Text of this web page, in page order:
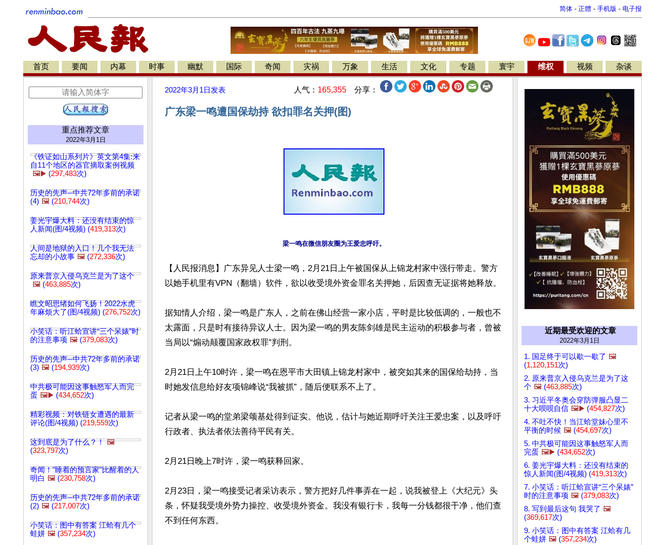
简体 - 正體 - 手机版 - 电子报
首页 要闻 内幕 时事 幽默 国际 奇闻 灾祸 万象 生活 文化 专题 寰宇 维权 视频 杂谈
重点推荐文章
2022年3月1日
《铁证如山系列片》英文第4集:来
自11个地区的器官摘取案例视频
🖼️▶️ (297,483次)
历史的先声─中共72年多前的承诺
(4) 🖼️ (210,744次)
姜光宇爆大料：还没有结束的惊
人新闻(图/4视频) (419,313次)
人间是地狱的入口！几个我无法
忘却的小故事 🖼️ (272,336次)
原来普京入侵乌克兰是为了这个
🖼️ (463,885次)
瞧文昭思绪如何飞扬！2022水虎
年麻烦大了(图/4视频) (276,752次)
小笑话：听江蛤宣讲“三个呆婊”时
的注意事项 🖼️ (379,083次)
历史的先声─中共72年多前的承诺
(3) 🖼️ (194,939次)
中共极可能因这事触怒军人而完
蛋 🖼️▶️ (434,652次)
精彩视频：对铁链女遭遇的最新
评论(图/4视频) (219,559次)
这到底是为了什么？！ 🖼️
(323,797次)
奇闻！"睡着的预言家"比醒着的人
明白 🖼️ (230,758次)
历史的先声─中共72年多前的承诺
(2) 🖼️ (217,007次)
小笑话：图中有答案 江蛤有几个
蛙姘 🖼️ (357,234次)
2022年3月1日 发表 人气： 165,355 分享：
广东梁一鸣遭国保劫持 欲扣罪名关押(图)
【人民报消息】广东异见人士梁一鸣，2月21日上午被国保从上锦龙村家中强行带走。警方
以她手机里有VPN（翻墙）软件，欲以收受境外资金罪名关押她，后因查无证据将她释放。
据知情人介绍，梁一鸣是广东人，之前在佛山经营一家小店，平时是比较低调的，一般也不
太露面，只是时有接待异议人士。因为梁一鸣的男友陈剑雄是民主运动的积极参与者，曾被
当局以“煽动颠覆国家政权罪”判刑。
2月21日上午10时许，梁一鸣在恩平市大田镇上锦龙村家中，被突如其来的国保给劫持，当
时她发信息给好友项锦峰说“我被抓”，随后便联系不上了。
记者从梁一鸣的堂弟梁颂基处得到证实。他说，估计与她近期呼吁关注王爱忠案，以及呼吁
行政者、执法者依法善待平民有关。
2月21日晚上7时许，梁一鸣获释回家。
2月23日，梁一鸣接受记者采访表示，警方把好几件事弄在一起，说我被登上《大纪元》头
条，怀疑我受境外势力操控、收受境外资金。我没有银行卡，我每一分钱都很干净，他们查
不到任何东西。
近期最受欢迎的文章
2022年3月1日
1. 国足终于可以歇一歇了 🖼️
(1,120,151次)
2. 原来普京入侵乌克兰是为了这
个 🖼️ (463,885次)
3. 习近平冬奥会穿防弹服凸显二
十大呗呗自信 🖼️▶️ (454,827次)
4. 不吐不快！当江蛤堂妹心里不
平衡的时候 🖼️ (454,697次)
5. 中共极可能因这事触怒军人而
完蛋 🖼️▶️ (434,652次)
6. 姜光宇爆大料：还没有结束的
惊人新闻(图/4视频) (419,313次)
7. 小笑话：听江蛤宣讲“三个呆婊”
时的注意事项 🖼️ (379,083次)
8. 写到最后这句 我哭了 🖼️
(369,617次)
9. 小笑话：图中有答案 江蛤有几
个蛙姘 🖼️ (357,234次)